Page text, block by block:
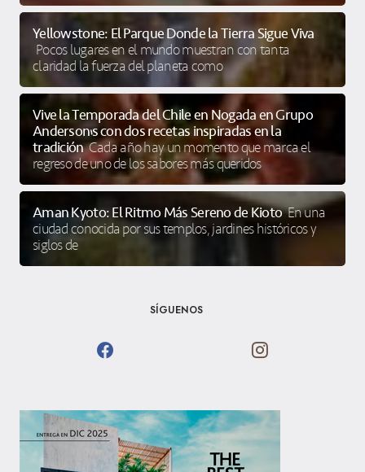
Yellowstone: El Parque Donde la Tierra Sigue Viva
Pocos lugares en el mundo muestran con tanta
claridad la fuerza del planeta como
Vive la Temporada del Chile en Nogada en Grupo
Anderson’s con dos recetas inspiradas en la
tradición Cada año hay un momento que marca el
regreso de uno de los sabores más queridos
Aman Kyoto: El Ritmo Más Sereno de Kioto En una
ciudad conocida por sus templos, jardines históricos y
siglos de
SÍGUENOS